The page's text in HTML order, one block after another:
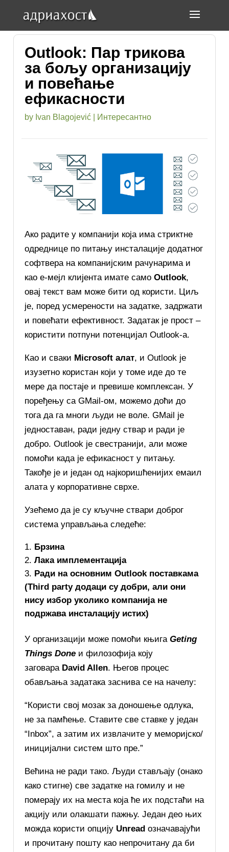
Outlook: Пар трикова
за бољу организацију
и повећање
ефикасности
by Ivan Blagojević Интересантно
Ако радите у компанији која има стриктне
одреднице по питању инсталације додатног
софтвера на компанијским рачунарима и
као е-мејл клијента имате самоOutlook,
овај текст вам може бити од користи. Циљ
је, поред усмерености на задатке, задржати
и повећати ефективност. Задатак је прост –
користити потпуни потенцијал Outlook-a.
Као и сваки Microsoft алат, и Outlook је
изузетно користан који у томе иде до те
мере да постаје и превише комплексан. У
поређењу са GMail-ом, можемо доћи до
тога да га многи људи не воле. GMail је
једноставан, ради једну ствар и ради је
добро. Outlook је свестранији, али може
помоћи када је ефикасност у питању.
Такође је и један од најкоришћенијих емаил
алата у корпоративне сврхе.
Узећемо да је су кључне ствари доброг
система управљања следеће:
Брзина
Лака имплементација
Ради на основним Outlook поставкама
(Third party додаци су добри, али они
нису избор уколико компанија не
подржава инсталацију истих)
У организацији може помоћи књигаGeting
Things Done и филозофија коју
заговара David Allen. Његов процес
обављања задатака заснива се на начелу:
“Користи свој мозак за доношење одлука,
не за памћење. Ставите све ставке у један
“Inbox”, а затим иx извлачите у меморијско/
иницијални систем што пре.”
Већина не ради тако. Људи стављају (онако
како стигне) све задатке на гомилу и не
померају их на места која ће их подстаћи на
акцију или олакшати пажњу. Један део њих
можда користи опцију Unread означавајући
и прочитану пошту као непрочитану да би